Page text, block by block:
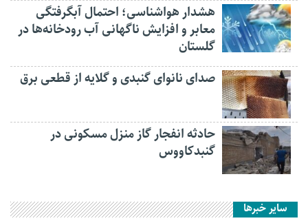
هشدار هواشناسی؛ احتمال آبگرفتگی
معابر و افزایش ناگهانی آب رودخانه‌ها در
گلستان
صدای نانوای گنبدی و گلایه از قطعی برق
حادثه انفجار گاز منزل مسکونی در
گنبدکاووس
سایر خبرها